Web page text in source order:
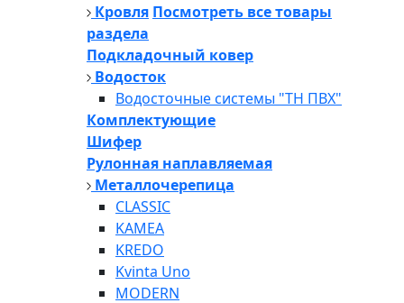
Кровля Посмотреть все товары
раздела
Подкладочный ковер
Водосток
Водосточные системы "ТН ПВХ"
Комплектующие
Шифер
Рулонная наплавляемая
Металлочерепица
CLASSIC
KAMEA
KREDO
Kvinta Uno
MODERN